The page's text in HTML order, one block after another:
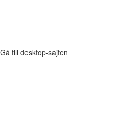
Gå till desktop-sajten